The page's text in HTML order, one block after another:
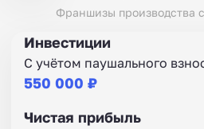
Франшизы производства
Инвестиции
С учётом паушального
550 000 ₽
Чистая прибыль